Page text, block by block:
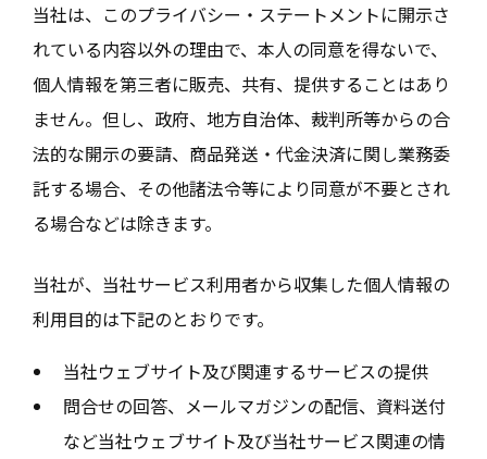
当社は、このプライバシー・ステートメントに開示さ
れている内容以外の理由で、本人の同意を得ないで、
個人情報を第三者に販売、共有、提供することはあり
ません。但し、政府、地方自治体、裁判所等からの合
法的な開示の要請、商品発送・代金決済に関し業務委
託する場合、その他諸法令等により同意が不要とされ
る場合などは除きます。
当社が、当社サービス利用者から収集した個人情報の
利用目的は下記のとおりです。
当社ウェブサイト及び関連するサービスの提供
問合せの回答、メールマガジンの配信、資料送付
など当社ウェブサイト及び当社サービス関連の情